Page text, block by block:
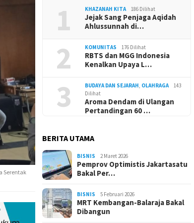
Serentak
1 KHAZANAH KITA 186 Dilihat
Jejak Sang Penjaga Aqidah
Ahlussunnah di…
2 KOMUNITAS 176 Dilihat
RBTS dan MGG Indonesia
Kenalkan Upaya L…
3 BUDAYA DAN SEJARAH OLAHRAGA
143
Dilihat
Aroma Dendam di Ulangan
Pertandingan 60 …
BERITA UTAMA
BISNIS 2 Maret 2026
Pemprov Optimistis Jakartasatu
Bakal Per…
BISNIS 5 Februari 2026
MRT Kembangan-Balaraja Bakal
Dibangun